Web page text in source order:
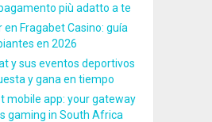
più adatto a te
en Fragabet Casino: guía
en 2026
y sus eventos deportivos
y gana en tiempo
mobile app: your gateway
gaming in South Africa